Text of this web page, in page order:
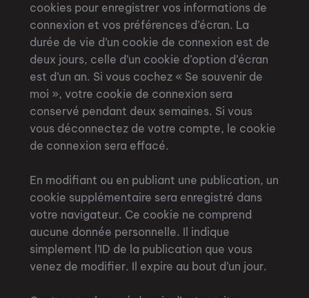
cookies pour enregistrer vos informations de
connexion et vos préférences d’écran. La
durée de vie d’un cookie de connexion est de
deux jours, celle d’un cookie d’option d’écran
est d’un an. Si vous cochez « Se souvenir de
moi », votre cookie de connexion sera
conservé pendant deux semaines. Si vous
vous déconnectez de votre compte, le cookie
de connexion sera effacé.
En modifiant ou en publiant une publication, un
cookie supplémentaire sera enregistré dans
votre navigateur. Ce cookie ne comprend
aucune donnée personnelle. Il indique
simplement l’ID de la publication que vous
venez de modifier. Il expire au bout d’un jour.